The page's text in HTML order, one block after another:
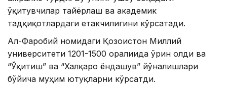
ўқитувчилар тайёрлаш ва академик
тадқиқотлардаги етакчилигини кўрсатади.
Ал-Фаробий номидаги Қозоғистон Миллий
университети 1201-1500 оралиғида ўрин олди ва
“Ўқитиш” ва “Халқаро ёндашув” йўналишлари
бўйича муҳим ютуқларни кўрсатди.